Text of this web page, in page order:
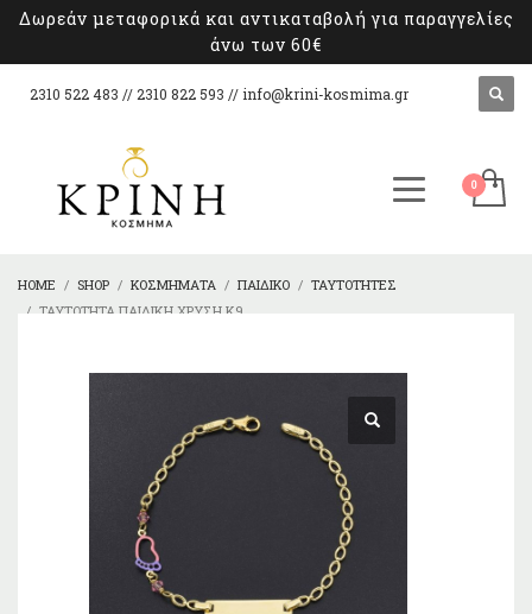
Δωρεάν μεταφορικά και αντικαταβολή για παραγγελίες
άνω των 60€
2310 522 483 // 2310 822 593 // info@krini-kosmima.gr
HOME SHOP ΚΟΣΜΉΜΑΤΑ ΠΑΙΔΙΚΌ
ΤΑΥΤΌΤΗΤΕΣ
ΤΑΥΤΌΤΗΤΑ ΠΑΙΔΙΚΉ ΧΡΥΣΉ Κ9